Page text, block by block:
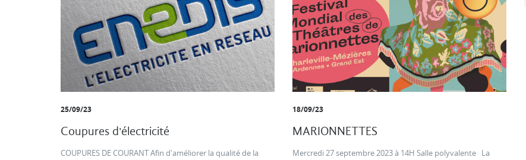
25/09/23
Coupures d'électricité
COUPURES DE COURANT Afin d'améliorer la qualité de la
18/09/23
MARIONNETTES
Mercredi 27 septembre 2023 à 14H Salle polyvalente La